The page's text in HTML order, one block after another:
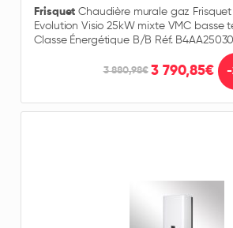
Frisquet Chaudière murale gaz
Evolution Visio 25kW mixte VMC basse
Classe Énergétique B/B Réf. B4AA25030
3 880,98€ 3 790,85€ -